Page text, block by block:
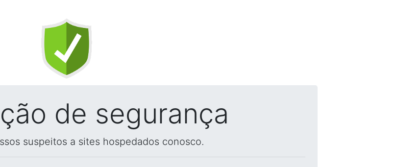
de segurança
suspeitos a sites hospedados conosco.